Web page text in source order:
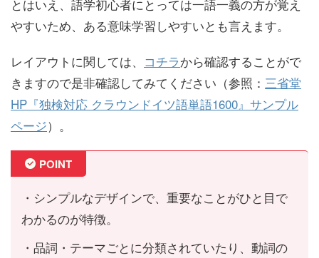
とはいえ、語学初心者にとっては一語一義の方が覚え
やすいため、ある意味学習しやすいとも言えます。
レイアウトに関しては、 コチラから確認することがで
きますので是非確認してみてください（参照： 三省堂
HP『独検対応 クラウンドイツ語単語1600』サンプル
ページ）。
POINT
・ シンプルなデザインで、重要なことがひと目で
わかるのが特徴。
・ 品詞・テーマごとに分類されていたり、動詞の